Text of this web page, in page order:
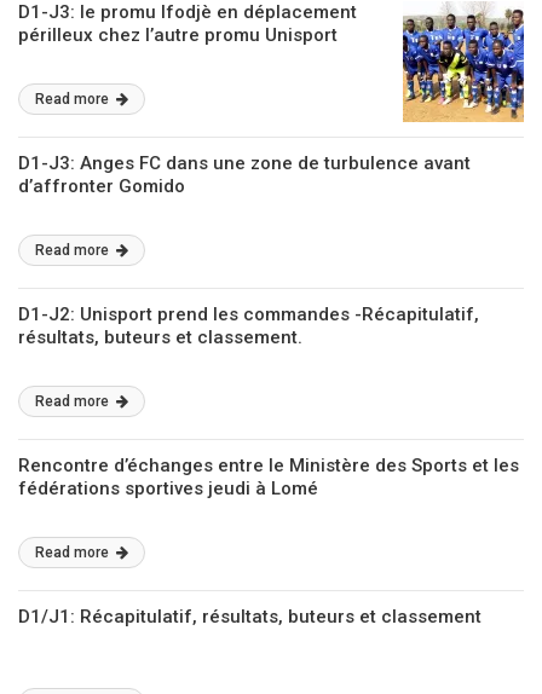
D1-J3: le promu Ifodjè en déplacement
périlleux chez l’autre promu Unisport
Read more
D1-J3: Anges FC dans une zone de turbulence avant
d’affronter Gomido
Read more
D1-J2: Unisport prend les commandes -Récapitulatif,
résultats, buteurs et classement.
Read more
Rencontre d’échanges entre le Ministère des Sports et les
fédérations sportives jeudi à Lomé
Read more
D1/J1: Récapitulatif, résultats, buteurs et classement